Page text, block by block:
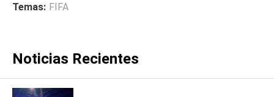
Temas: FIFA
Noticias Recientes